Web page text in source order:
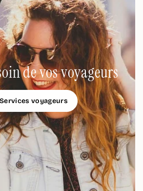
de vos voyageurs
Services voyageurs